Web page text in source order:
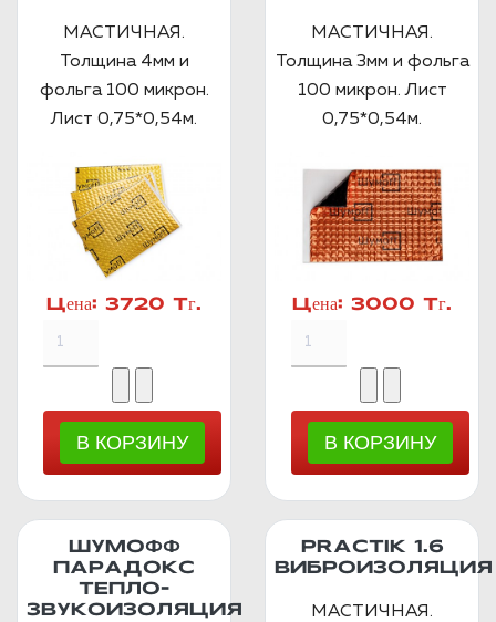
МАСТИЧНАЯ.
Толщина 4мм и
фольга 100 микрон.
Лист 0,75*0,54м.
Цена: 3720 Тг.
МАСТИЧНАЯ.
Толщина 3мм и фольга
100 микрон. Лист
0,75*0,54м.
Цена: 3000 Тг.
ШУМОФФ
ПАРАДОКС
ТЕПЛО-
ЗВУКОИЗОЛЯЦИЯ
PRACTIK 1.6
ВИБРОИЗОЛЯЦИЯ
МАСТИЧНАЯ.